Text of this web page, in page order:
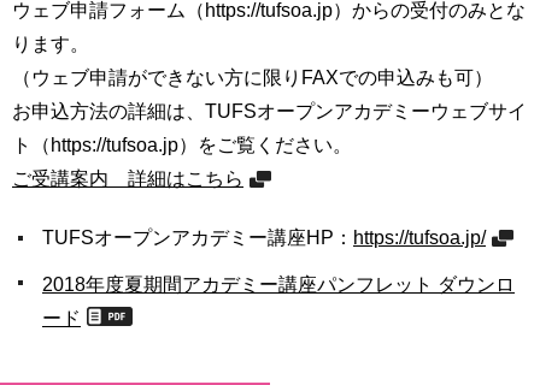
ウェブ申請フォーム（https://tufsoa.jp）からの受付のみとな
ります。
（ウェブ申請ができない方に限りFAXでの申込みも可）
お申込方法の詳細は、TUFSオープンアカデミーウェブサイ
ト（https://tufsoa.jp）をご覧ください。
ご受講案内 詳細はこちら
TUFSオープンアカデミー講座HP： https://tufsoa.jp/
2018年度夏期間アカデミー講座パンフレット ダウンロ
ード